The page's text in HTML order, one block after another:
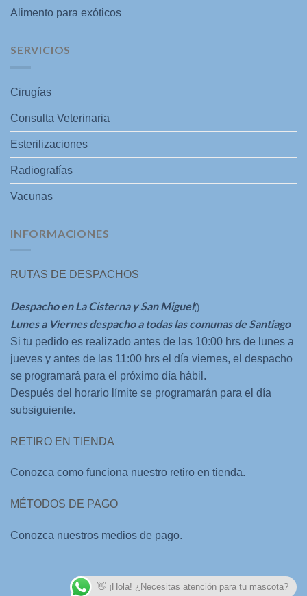
Alimento para exóticos
SERVICIOS
Cirugías
Consulta Veterinaria
Esterilizaciones
Radiografías
Vacunas
INFORMACIONES
RUTAS DE DESPACHOS
Despacho en La Cisterna y San Miguel()
Lunes a Viernes despacho a todas las comunas de Santiago
Si tu pedido es realizado antes de las 10:00 hrs de lunes a
jueves y antes de las 11:00 hrs el día viernes, el despacho
se programará para el próximo día hábil.
Después del horario límite se programarán para el día
subsiguiente.
RETIRO EN TIENDA
Conozca como funciona nuestro retiro en tienda.
MÉTODOS DE PAGO
Conozca nuestros medios de pago.
Desarrollado porAplicaciones Web
👋 ¡Hola! ¿Necesitas atención para tu mascota?